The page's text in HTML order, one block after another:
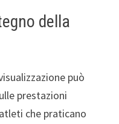
della
può
prestazioni
che praticano